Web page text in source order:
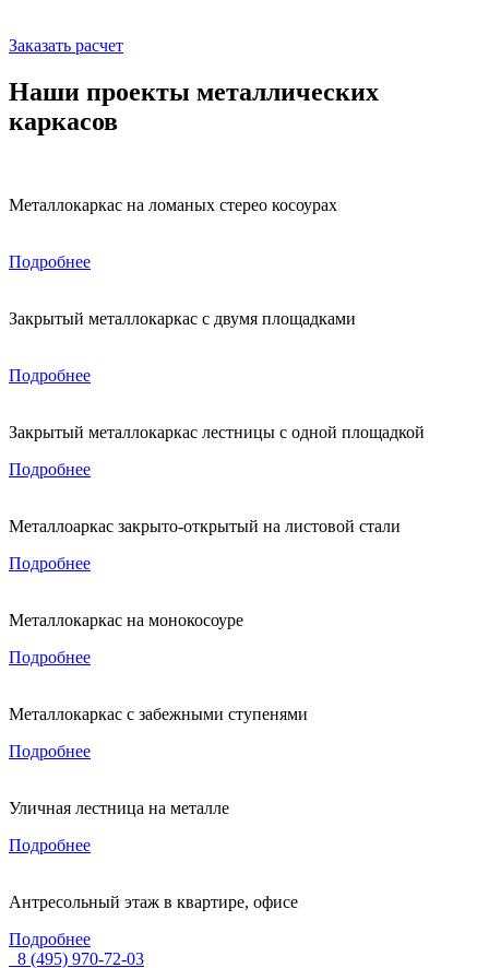
Заказать расчет
Наши проекты металлических
каркасов
Металлокаркас на ломаных стерео косоурах
Подробнее
Закрытый металлокаркас с двумя площадками
Подробнее
Закрытый металлокаркас лестницы с одной площадкой
Подробнее
Металлоаркас закрыто-открытый на листовой стали
Подробнее
Металлокаркас на монокосоуре
Подробнее
Металлокаркас с забежными ступенями
Подробнее
Уличная лестница на металле
Подробнее
Антресольный этаж в квартире, офисе
Подробнее
8 (495) 970-72-03